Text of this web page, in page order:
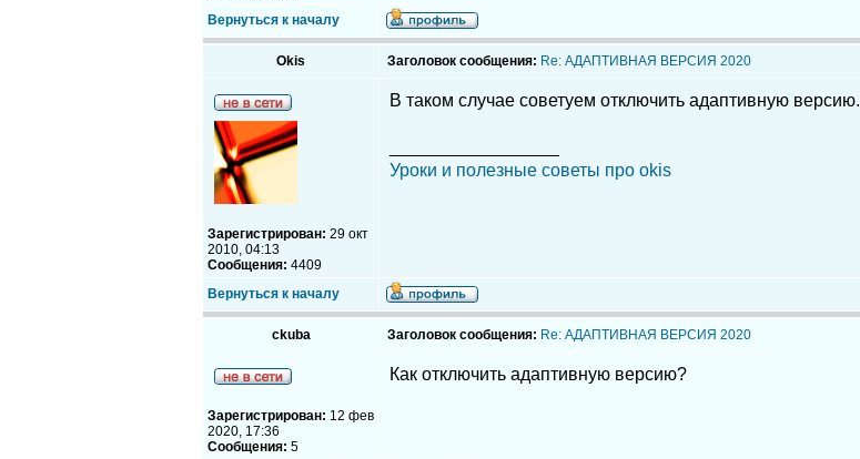
Вернуться к началу
Okis Заголовок сообщения: Re: АДАПТИВНАЯ ВЕРСИЯ 2020
Зарегистрирован: 29 окт
2010, 04:13
Сообщения: 4409
В таком случае советуем отключить адаптивную версию.
Уроки и полезные советы про okis
Вернуться к началу
ckuba Заголовок сообщения: Re: АДАПТИВНАЯ ВЕРСИЯ 2020
Зарегистрирован: 12 фев
2020, 17:36
Сообщения: 5
Как отключить адаптивную версию?